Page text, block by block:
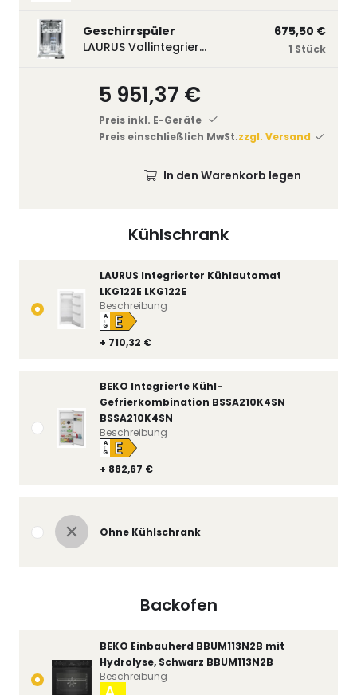
Kühlschrank
LAURUS Integrierter Kühlautomat
LKG122E LKG122E
+ 710,32 €
A
↑
G E
Beschreibung
BEKO Integrierte Kühl-
Gefrierkombination BSSA210K4SN
BSSA210K4SN
+ 882,67 €
A
↑
G E
Beschreibung
Ohne Kühlschrank
Backofen
BEKO Einbauherd BBUM113N2B mit
Hydrolyse, Schwarz BBUM113N2B
Beschreibung
Geschirrspüler
LAURUS Vollintegrierter Geschirrspüler LSV45-3, 450 mm breit, 3 Programme LSV45-3
675,50 €
1 Stück
5 951,37 €
Preis inkl. E-Geräte
Preis einschließlich MwSt.zzgl. Versand
In den Warenkorb legen